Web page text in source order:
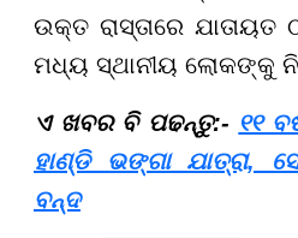
ଉକ୍ତ ରାସ୍ତାରେ
ମଧ୍ୟ ସ୍ଥାନୀୟ ଲୋକଙ୍କୁ
ଏ ଖବର ବି ପଢନ୍ତୁ:- ୧୧
ହାଣ୍ଡି ଭଙ୍ଗା ଯାତ୍ରା,
ବନ୍ଦ